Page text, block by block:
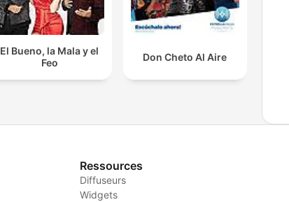
El Bueno, la Mala y el
Feo
Don Cheto Al Aire
Ressources
Diffuseurs
Widgets